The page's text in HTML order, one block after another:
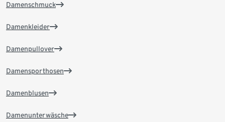
Damenschmuck
Damenkleider
Damenpullover
Damensporthosen
Damenblusen
Damenunterwäsche